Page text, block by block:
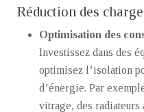
Réduction des
Optimisation des
Investissez dans des
optimisez l’isolation
d’énergie. Par
vitrage, des radiateurs